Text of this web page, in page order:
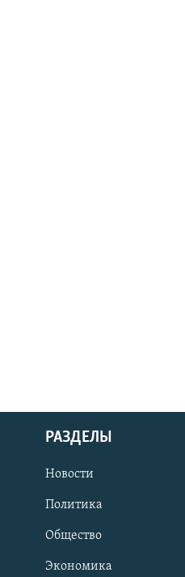
РАЗДЕЛЫ
Новости
Политика
Общество
Экономика